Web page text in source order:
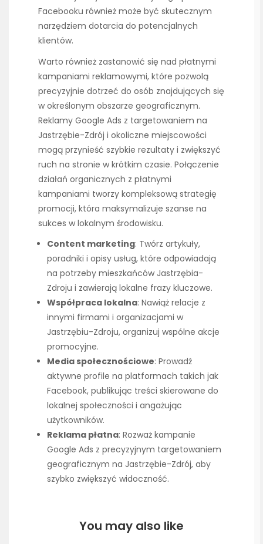
Facebooku również może być skutecznym
narzędziem dotarcia do potencjalnych
klientów.
Warto również zastanowić się nad płatnymi
kampaniami reklamowymi, które pozwolą
precyzyjnie dotrzeć do osób znajdujących się
w określonym obszarze geograficznym.
Reklamy Google Ads z targetowaniem na
Jastrzębie-Zdrój i okoliczne miejscowości
mogą przynieść szybkie rezultaty i zwiększyć
ruch na stronie w krótkim czasie. Połączenie
działań organicznych z płatnymi
kampaniami tworzy kompleksową strategię
promocji, która maksymalizuje szanse na
sukces w lokalnym środowisku.
Content marketing: Twórz artykuły,
poradniki i opisy usług, które odpowiadają
na potrzeby mieszkańców Jastrzębia-
Zdroju i zawierają lokalne frazy kluczowe.
Współpraca lokalna: Nawiąż relacje z
innymi firmami i organizacjami w
Jastrzębiu-Zdroju, organizuj wspólne akcje
promocyjne.
Media społecznościowe: Prowadź
aktywne profile na platformach takich jak
Facebook, publikując treści skierowane do
lokalnej społeczności i angażując
użytkowników.
Reklama płatna: Rozważ kampanie
Google Ads z precyzyjnym targetowaniem
geograficznym na Jastrzębie-Zdrój, aby
szybko zwiększyć widoczność.
You may also like